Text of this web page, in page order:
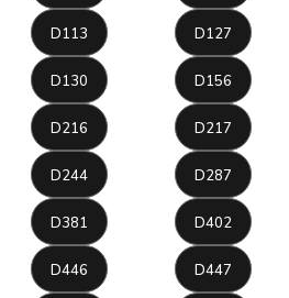
D113 D127
D130 D156
D216 D217
D244 D287
D381 D402
D446 D447